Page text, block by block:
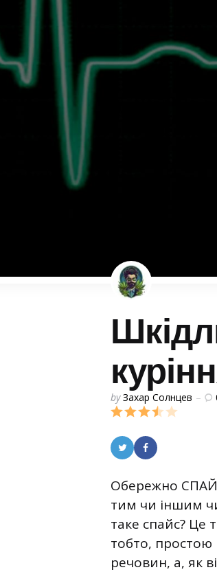
Posted
by
by Захар Солнцев
Обережно
тим чи іншим
таке спайс? Це
тобто, простою
речовин, а, як